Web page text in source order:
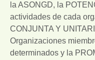
la ASONGD, la
actividades de cada
CONJUNTA Y
Organizaciones
determinados y la